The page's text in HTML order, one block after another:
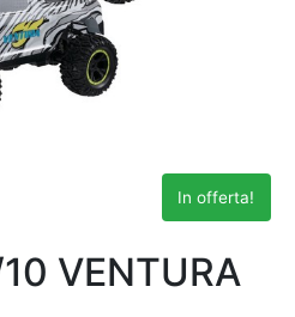
In offerta!
VENTURA